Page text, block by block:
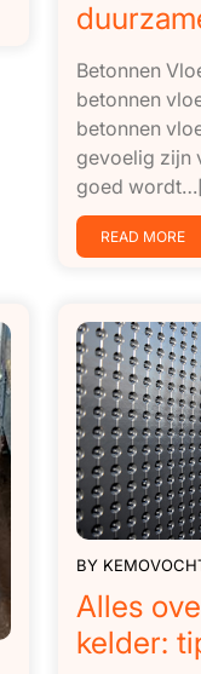
Betonnen
betonnen
betonnen
gevoelig zijn
goed
READ MORE
BY
Alles
kelder: